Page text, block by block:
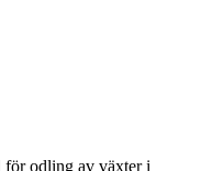
för odling av växter i